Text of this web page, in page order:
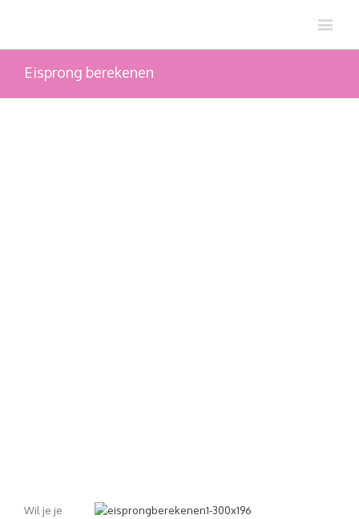
Eisprong berekenen
Wil je je